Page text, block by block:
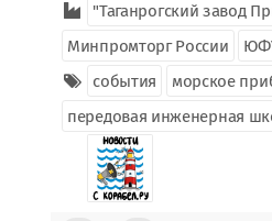
"Таганрогский завод
Минпромторг России
события
морское
передовая инженерная